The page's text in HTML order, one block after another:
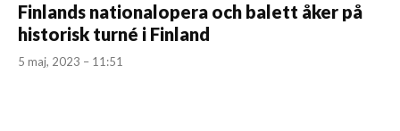
Finlands nationalopera och balett åker på
historisk turné i Finland
5 maj, 2023 – 11:51